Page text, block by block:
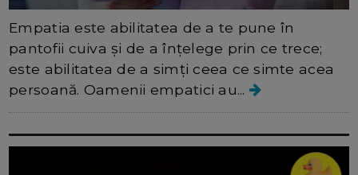
Empatia este abilitatea de a te pune în
pantofii cuiva și de a înțelege prin ce trece;
este abilitatea de a simți ceea ce simte acea
persoană. Oamenii empatici au...